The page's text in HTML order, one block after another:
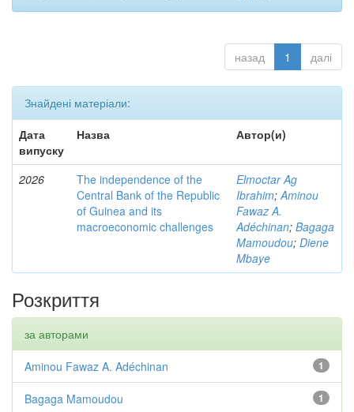
назад 1 далі
Знайдені матеріали:
Дата
випуску
Назва Автор(и)
2026
The independence of the
Central Bank of the Republic
of Guinea and its
macroeconomic challenges
Elmoctar Ag
Ibrahim;Aminou
Fawaz A.
Adéchinan; Bagaga
Mamoudou; Diene
Mbaye
Розкриття
за авторами
1
Aminou Fawaz A. Adéchinan
1
Bagaga Mamoudou